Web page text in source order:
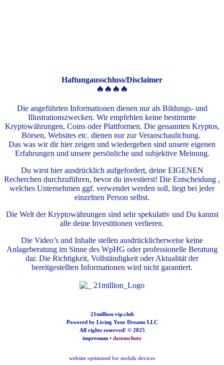
Haftungausschluss/Disclaimer
🔥🔥🔥🔥
Die angeführten Informationen dienen nur als Bildungs- und
Illustrationszwecken. Wir empfehlen keine bestimmte
Kryptowährungen, Coins oder Plattformen. Die genannten Kryptos,
Börsen, Websites etc. dienen nur zur Veranschaulichung.
Das was wir dir hier zeigen und wiedergeben sind unsere eigenen
Erfahrungen und unsere persönliche und subjektive Meinung.
Du wirst hier ausdrücklich aufgefordert, deine EIGENEN
Recherchen durchzuführen, bevor du investierst! Die Entscheidung ,
welches Unternehmen ggf. verwendet werden soll, liegt bei jeder
einzelnen Person selbst.
Die Welt der Kryptowährungen sind sehr spekulativ und Du kannst
alle deine Investitionen verlieren.
Die Video’s und Inhalte stellen ausdrücklicherweise keine
Anlageberatung im Sinne des WpHG oder professionelle Beratung
dar. Die Richtigkeit, Vollständigkeit oder Aktualität der
bereitgestellten Informationen wird nicht garantiert.
21million-vip.club
Powered by Living Your Dreams LLC
All rights reserved! © 2025
impressum • datenschutz
website optimized for mobile devices